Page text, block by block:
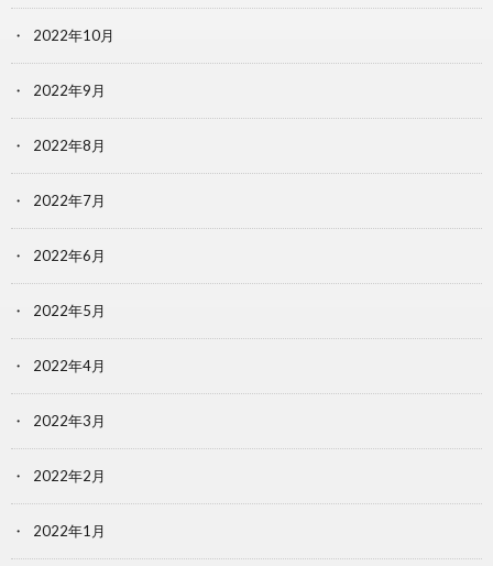
2022年10月
2022年9月
2022年8月
2022年7月
2022年6月
2022年5月
2022年4月
2022年3月
2022年2月
2022年1月